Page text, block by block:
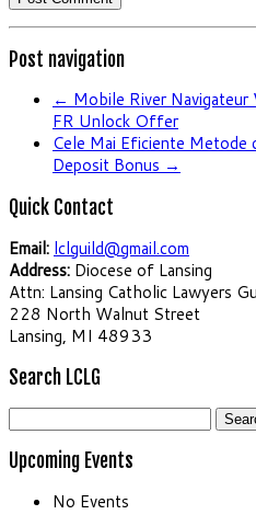
Post navigation
← Mobile River Navigateur
FR Unlock Offer
Cele Mai Eficiente Metode
Deposit Bonus →
Quick Contact
Email: lclguild@gmail.com
Address: Diocese of Lansing
Attn: Lansing Catholic Lawyers
228 North Walnut Street
Lansing, MI 48933
Search LCLG
Search
for:
Upcoming Events
No Events